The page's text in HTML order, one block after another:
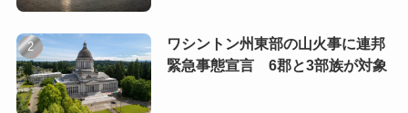
ワシントン州東部の山火事に連邦
緊急事態宣言 6郡と3部族が対象